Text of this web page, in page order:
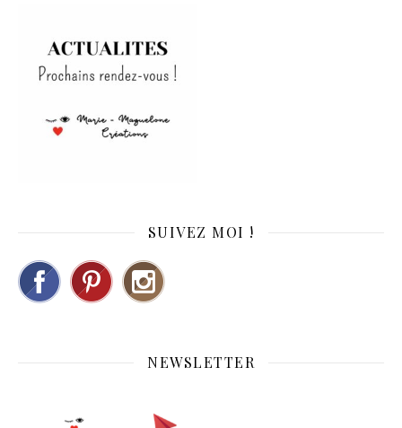
SUIVEZ MOI !
NEWSLETTER